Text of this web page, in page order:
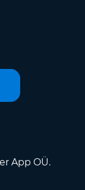
App OÜ.